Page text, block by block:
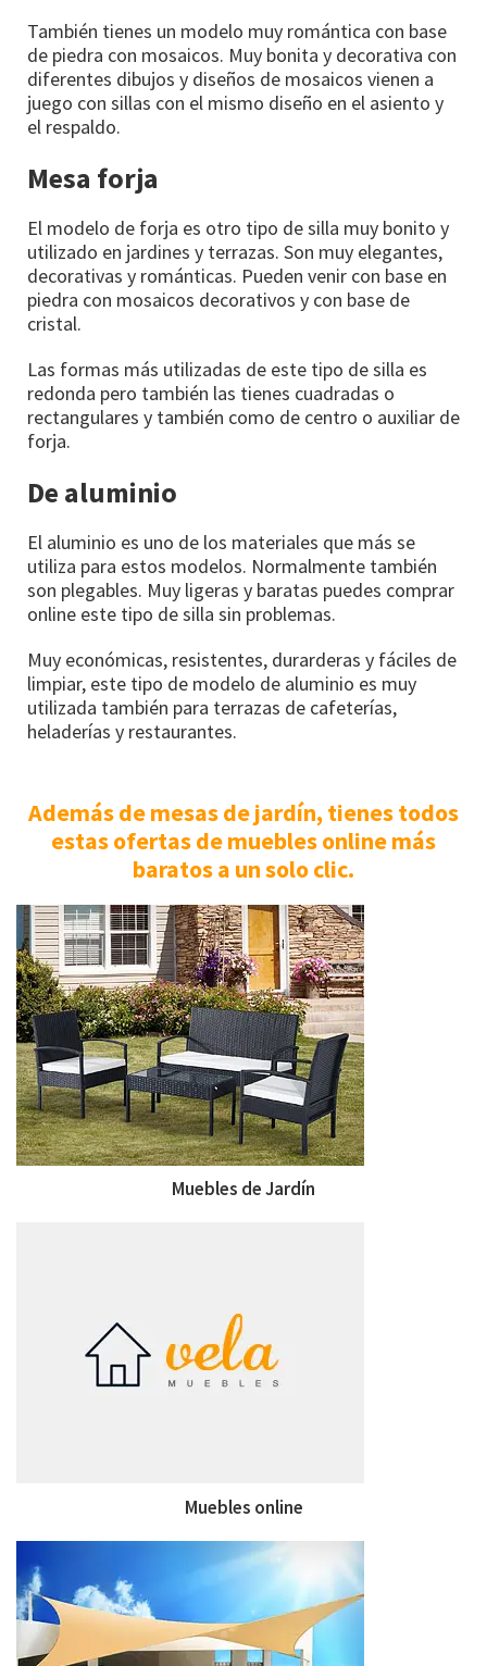
También tienes un modelo muy romántica con base
de piedra con mosaicos. Muy bonita y decorativa con
diferentes dibujos y diseños de mosaicos vienen a
juego con sillas con el mismo diseño en el asiento y
el respaldo.
Mesa forja
El modelo de forja es otro tipo de silla muy bonito y
utilizado en jardines y terrazas. Son muy elegantes,
decorativas y románticas. Pueden venir con base en
piedra con mosaicos decorativos y con base de
cristal.
Las formas más utilizadas de este tipo de silla es
redonda pero también las tienes cuadradas o
rectangulares y también como de centro o auxiliar de
forja.
De aluminio
El aluminio es uno de los materiales que más se
utiliza para estos modelos. Normalmente también
son plegables. Muy ligeras y baratas puedes comprar
online este tipo de silla sin problemas.
Muy económicas, resistentes, durarderas y fáciles de
limpiar, este tipo de modelo de aluminio es muy
utilizada también para terrazas de cafeterías,
heladerías y restaurantes.
Además de mesas de jardín, tienes todos
estas ofertas de muebles online más
baratos a un solo clic.
Muebles de Jardín
Muebles online